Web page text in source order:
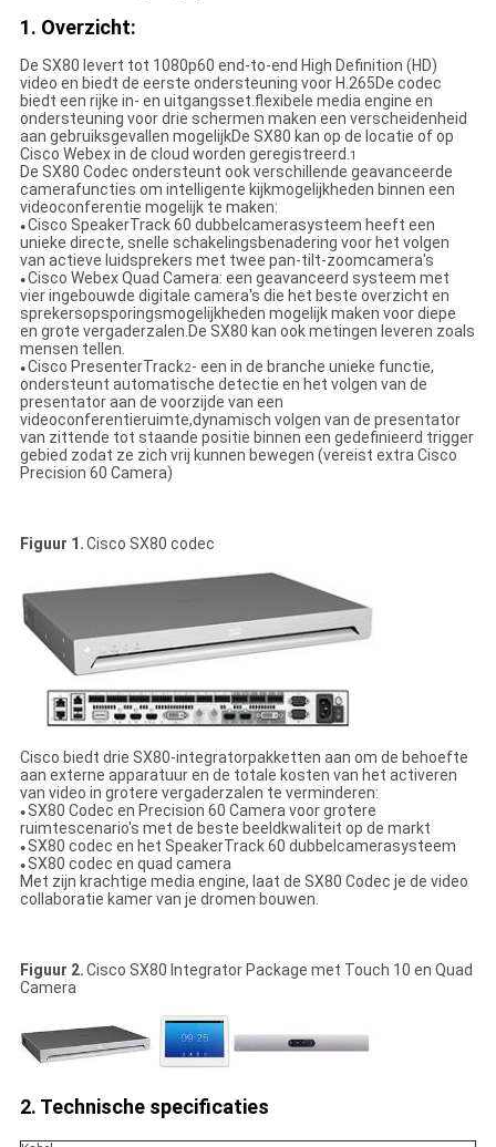
1. Overzicht:
De SX80 levert tot 1080p60 end-to-end High Definition (HD)
video en biedt de eerste ondersteuning voor H.265De codec
biedt een rijke in- en uitgangsset.flexibele media engine en
ondersteuning voor drie schermen maken een verscheidenheid
aan gebruiksgevallen mogelijkDe SX80 kan op de locatie of op
Cisco Webex in de cloud worden geregistreerd.1
De SX80 Codec ondersteunt ook verschillende geavanceerde
camerafuncties om intelligente kijkmogelijkheden binnen een
videoconferentie mogelijk te maken:
●Cisco SpeakerTrack 60 dubbelcamerasysteem heeft een
unieke directe, snelle schakelingsbenadering voor het volgen
van actieve luidsprekers met twee pan-tilt-zoomcamera's
●Cisco Webex Quad Camera: een geavanceerd systeem met
vier ingebouwde digitale camera's die het beste overzicht en
sprekersopsporingsmogelijkheden mogelijk maken voor diepe
en grote vergaderzalen.De SX80 kan ook metingen leveren zoals
mensen tellen.
●Cisco PresenterTrack2- een in de branche unieke functie,
ondersteunt automatische detectie en het volgen van de
presentator aan de voorzijde van een
videoconferentieruimte,dynamisch volgen van de presentator
van zittende tot staande positie binnen een gedefinieerd trigger
gebied zodat ze zich vrij kunnen bewegen (vereist extra Cisco
Precision 60 Camera)
Figuur 1.Cisco SX80 codec
Cisco biedt drie SX80-integratorpakketten aan om de behoefte
aan externe apparatuur en de totale kosten van het activeren
van video in grotere vergaderzalen te verminderen:
● SX80 Codec en Precision 60 Camera voor grotere
ruimtescenario's met de beste beeldkwaliteit op de markt
● SX80 codec en het SpeakerTrack 60 dubbelcamerasysteem
● SX80 codec en quad camera
Met zijn krachtige media engine, laat de SX80 Codec je de video
collaboratie kamer van je dromen bouwen.
Figuur 2.Cisco SX80 Integrator Package met Touch 10 en Quad
Camera
2. Technische specificaties